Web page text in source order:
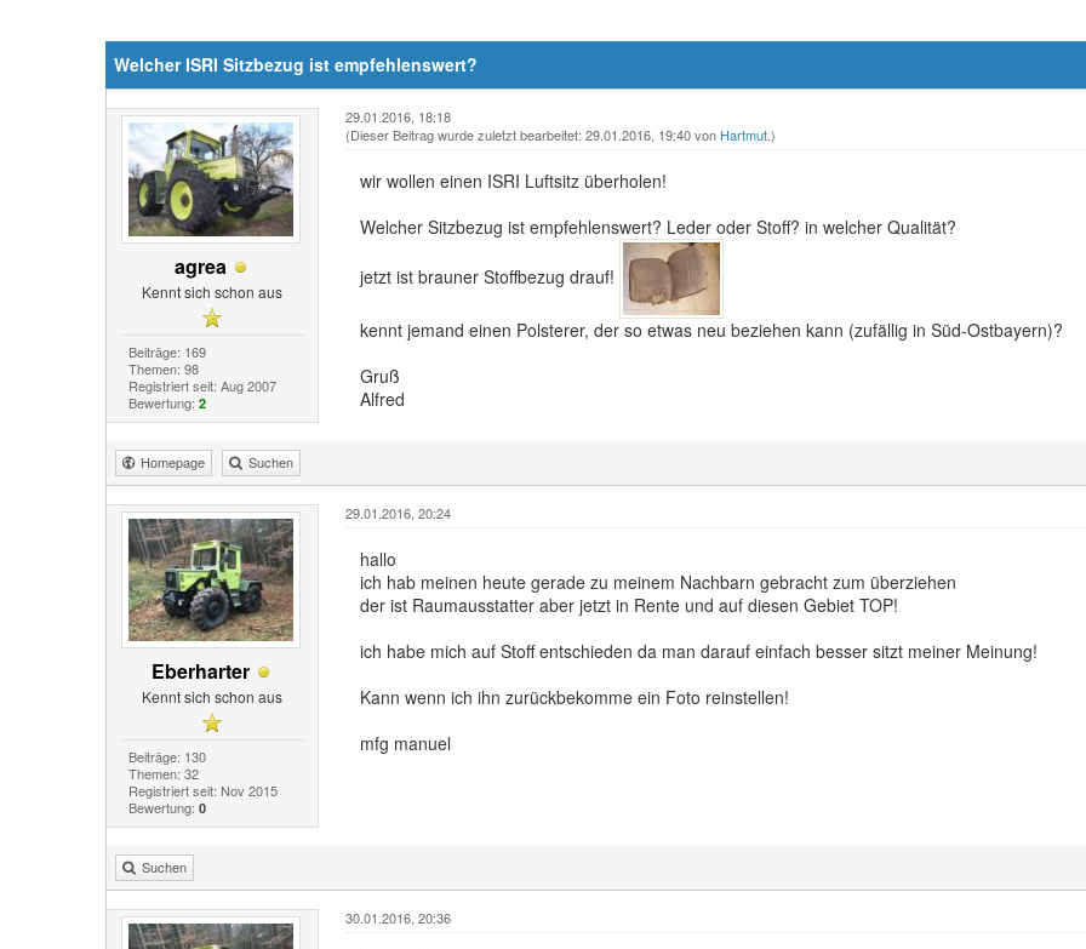
Welcher ISRI Sitzbezug ist empfehlenswert?
agrea
Kennt sich schon aus
Beiträge: 169
Themen: 98
Registriert seit: Aug 2007
Bewertung: 2
29.01.2016, 18:18
(Dieser Beitrag wurde zuletzt bearbeitet: 29.01.2016, 19:40 von Hartmut.)
wir wollen einen ISRI Luftsitz überholen!
Welcher Sitzbezug ist empfehlenswert? Leder oder Stoff? in welcher Qualität?
jetzt ist brauner Stoffbezug drauf!
kennt jemand einen Polsterer, der so etwas neu beziehen kann (zufällig in Süd-Ostbayern)?
Gruß
Alfred
Homepage Suchen
Eberharter
Kennt sich schon aus
Beiträge: 130
Themen: 32
Registriert seit: Nov 2015
Bewertung: 0
29.01.2016, 20:24
hallo
ich hab meinen heute gerade zu meinem Nachbarn gebracht zum überziehen
der ist Raumausstatter aber jetzt in Rente und auf diesen Gebiet TOP!
ich habe mich auf Stoff entschieden da man darauf einfach besser sitzt meiner Meinung!
Kann wenn ich ihn zurückbekomme ein Foto reinstellen!
mfg manuel
Suchen
30.01.2016, 20:36